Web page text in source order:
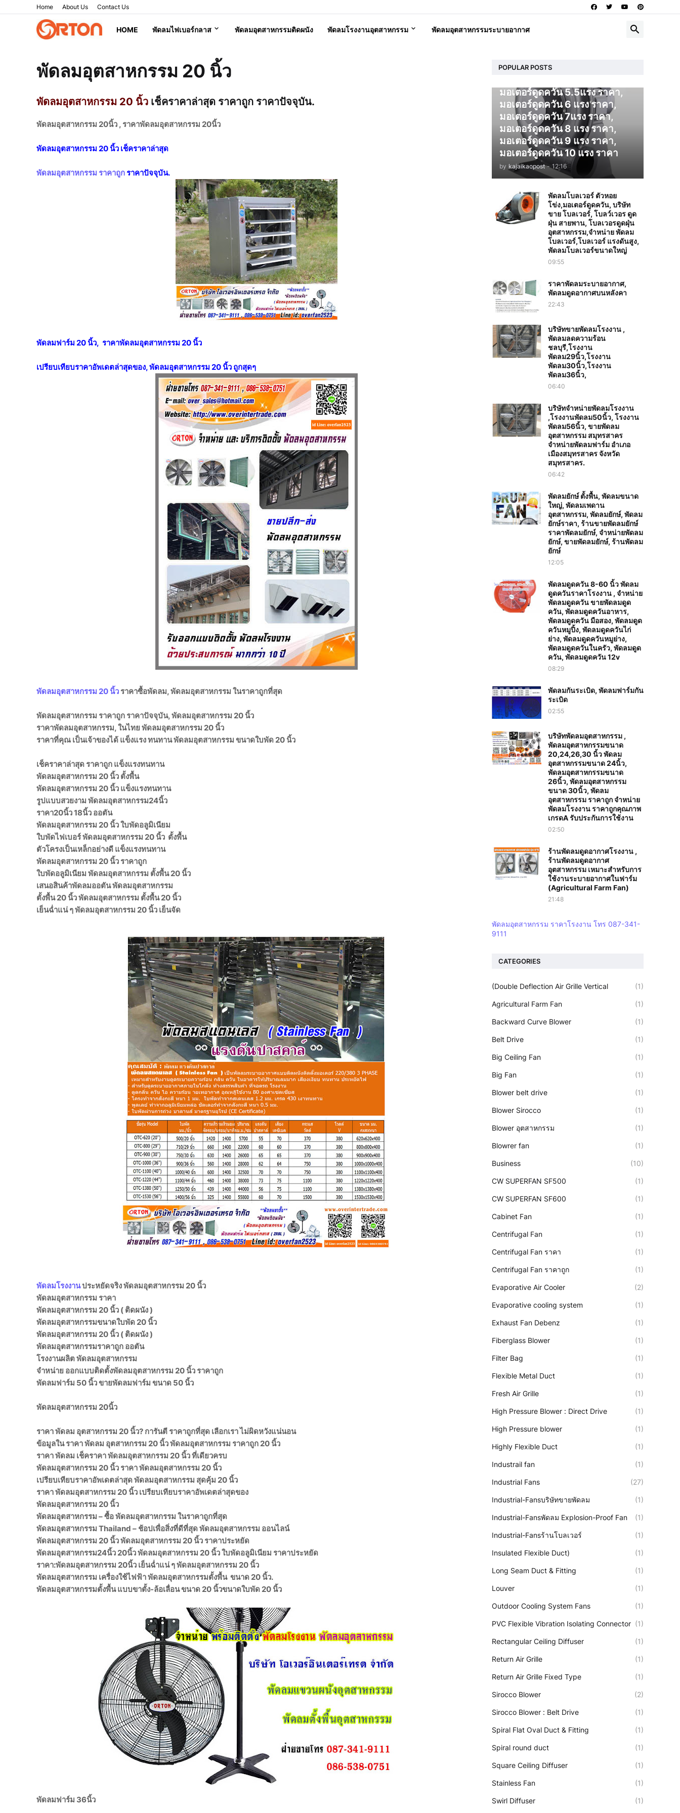
Home About Us Contact Us
HOME พัดลมไฟเบอร์กลาส พัดลมอุตสาหกรรมติดผนัง พัดลมโรงงานอุตสาหกรรม พัดลมอุตสาหกรรมระบายอากาศ
พัดลมอุตสาหกรรม 20 นิ้ว
พัดลมอุตสาหกรรม 20 นิ้ว เช็คราคาล่าสุด ราคาถูก ราคาปัจจุบัน.
พัดลมอุตสาหกรรม 20นิ้ว , ราคาพัดลมอุตสาหกรรม 20นิ้ว
พัดลมอุตสาหกรรม 20 นิ้ว เช็คราคาล่าสุด
พัดลมอุตสาหกรรม ราคาถูกราคาปัจจุบัน.
พัดลมฟาร์ม 20 นิ้ว, ราคาพัดลมอุตสาหกรรม 20 นิ้ว
เปรียบเทียบราคาอัพเดตล่าสุดของ, พัดลมอุตสาหกรรม 20 นิ้ว ถูกสุดๆ
พัดลมอุตสาหกรรม 20 นิ้วราคาซื้อพัดลม, พัดลมอุตสาหกรรม ในราคาถูกที่สุด
พัดลมอุตสาหกรรม ราคาถูก ราคาปัจจุบัน, พัดลมอุตสาหกรรม 20 นิ้ว
ราคาพัดลมอุตสาหกรรม, ในไทย พัดลมอุตสาหกรรม 20 นิ้ว
ราคาที่คุณ เป็นเจ้าของได้ แข็งแรง ทนทาน พัดลมอุตสาหกรรม ขนาดใบพัด 20 นิ้ว
เช็คราคาล่าสุด ราคาถูก แข็งแรงทนทาน
พัดลมอุตสาหกรรม 20 นิ้ว ตั้งพื้น
พัดลมอุตสาหกรรม 20 นิ้ว แข็งแรงทนทาน
รูปแบบสวยงาม พัดลมอุตสาหกรรม24นิ้ว
ราคา20นิ้ว 18นิ้ว ออตัน
พัดลมอุตสาหกรรม 20 นิ้ว ใบพัดอลูมิเนียม
ใบพัดไฟเบอร์ พัดลมอุตสาหกรรม 20 นิ้ว ตั้งพื้น
ตัวโครงเป็นเหล็กอย่างดี แข็งแรงทนทาน
พัดลมอุตสาหกรรม 20 นิ้ว ราคาถูก
ใบพัดอลูมิเนียม พัดลมอุตสาหกรรม ตั้งพื้น 20 นิ้ว
เสนอสินค้าพัดลมออตัน พัดลมอุตสาหกรรม
ตั้งพื้น 20 นิ้ว พัดลมอุตสาหกรรม ตั้งพื้น 20 นิ้ว
เย็นฉ่ำแน่ ๆ พัดลมอุตสาหกรรม 20 นิ้ว เย็นจัด
พัดลมโรงงานประหยัดจริง พัดลมอุตสาหกรรม 20 นิ้ว
พัดลมอุตสาหกรรม ราคา
พัดลมอุตสาหกรรม 20 นิ้ว ( ติดผนัง )
พัดลมอุตสาหกรรมขนาดใบพัด 20 นิ้ว
พัดลมอุตสาหกรรม 20 นิ้ว ( ติดผนัง )
พัดลมอุตสาหกรรมราคาถูก ออตัน
โรงงานผลิต พัดลมอุตสาหกรรม
จำหน่าย ออกแบบติดตั้งพัดลมอุตสาหกรรม 20 นิ้ว ราคาถูก
พัดลมฟาร์ม 50 นิ้ว ขายพัดลมฟาร์ม ขนาด 50 นิ้ว
พัดลมอุตสาหกรรม 20นิ้ว
ราคา พัดลม อุตสาหกรรม 20 นิ้ว? การันตี ราคาถูกที่สุด เลือกเรา ไม่ผิดหวังแน่นอน
ข้อมูลใน ราคา พัดลม อุตสาหกรรม 20 นิ้ว พัดลมอุตสาหกรรม ราคาถูก 20 นิ้ว
ราคา พัดลม เช็คราคา พัดลมอุตสาหกรรม 20 นิ้ว ที่เดียวครบ
พัดลมอุตสาหกรรม 20 นิ้ว ราคา พัดลมอุตสาหกรรม 20 นิ้ว
เปรียบเทียบราคาอัพเดตล่าสุด พัดลมอุตสาหกรรม สุดคุ้ม 20 นิ้ว
ราคา พัดลมอุตสาหกรรม 20 นิ้ว เปรียบเทียบราคาอัพเดตล่าสุดของ
พัดลมอุตสาหกรรม 20 นิ้ว
พัดลมอุตสาหกรรม – ซื้อ พัดลมอุตสาหกรรม ในราคาถูกที่สุด
พัดลมอุตสาหกรรม Thailand – ช้อปเพื่อสิ่งที่ดีที่สุด พัดลมอุตสาหกรรม ออนไลน์
พัดลมอุตสาหกรรม 20 นิ้ว พัดลมอุตสาหกรรม 20 นิ้ว ราคาประหยัด
พัดลมอุตสาหกรรม24นิ้ว 20นิ้ว พัดลมอุตสาหกรรม 20 นิ้ว ใบพัดอลูมิเนียม ราคาประหยัด
ราคา:พัดลมอุตสาหกรรม 20นิ้ว เย็นฉ่ำแน่ ๆ พัดลมอุตสาหกรรม 20 นิ้ว
พัดลมอุตสาหกรรม เครื่องใช้ไฟฟ้า พัดลมอุตสาหกรรมตั้งพื้น ขนาด 20 นิ้ว.
พัดลมอุตสาหกรรมตั้งพื้น แบบขาตั้ง-ล้อเลื่อน ขนาด 20 นิ้วขนาดใบพัด 20 นิ้ว
พัดลมฟาร์ม 36นิ้ว
POPULAR POSTS
มอเตอร์ดูดควัน 1 แรง ราคา,
มอเตอร์ดูดควัน 4 แรง ราคา,
มอเตอร์ดูดควัน 5.5แรง ราคา,
มอเตอร์ดูดควัน 6 แรง ราคา,
มอเตอร์ดูดควัน 7แรง ราคา,
มอเตอร์ดูดควัน 8 แรง ราคา,
มอเตอร์ดูดควัน 9 แรง ราคา,
มอเตอร์ดูดควัน 10 แรง ราคา
by kajaikaopost - 12:16
พัดลมโบลเวอร์ ตัวหอย
โข่ง,มอเตอร์ดูดควัน, บริษัท
ขาย โบลเวอร์, โบลว์เวอร ดูด
ฝุ่น สายพาน, โบลเวอรดูดฝุ่น
อุตสาหกรรม,จำหน่าย พัดลม
โบลเวอร์,โบลเวอร์ แรงดันสูง,
พัดลมโบลเวอร์ขนาดใหญ่
09:55
ราคาพัดลมระบายอากาศ,
พัดลมดูดอากาศบนหลังคา
22:43
บริษัทขายพัดลมโรงงาน ,
พัดลมลดความร้อน
ชลบุรี,โรงงาน
พัดลม29นิ้ว,โรงงาน
พัดลม30นิ้ว,โรงงาน
พัดลม36นิ้ว,
06:40
บริษัทจำหน่ายพัดลมโรงงาน
,โรงงานพัดลม50นิ้ว, โรงงาน
พัดลม56นิ้ว, ขายพัดลม
อุตสาหกรรม สมุทรสาคร
จำหน่ายพัดลมฟาร์ม อำเภอ
เมืองสมุทรสาคร จังหวัด
สมุทรสาคร.
06:42
พัดลมยักษ์ ตั้งพื้น, พัดลมขนาด
ใหญ่, พัดลมเพดาน
อุตสาหกรรม, พัดลมยักษ์, พัดลม
ยักษ์ราคา, ร้านขายพัดลมยักษ์
ราคาพัดลมยักษ์, จำหน่ายพัดลม
ยักษ์, ขายพัดลมยักษ์, ร้านพัดลม
ยักษ์
12:05
พัดลมดูดควัน 8-60 นิ้ว พัดลม
ดูดควันราคาโรงงาน , จำหน่าย
พัดลมดูดควัน ขายพัดลมดูด
ควัน, พัดลมดูดควันอาหาร,
พัดลมดูดควัน มือสอง, พัดลมดูด
ควันหมูปิ้ง, พัดลมดูดควันไก่
ย่าง, พัดลมดูดควันหมูย่าง,
พัดลมดูดควันในครัว, พัดลมดูด
ควัน, พัดลมดูดควัน 12v
08:29
พัดลมกันระเบิด, พัดลมฟาร์มกัน
ระเบิด
02:55
บริษัทพัดลมอุตสาหกรรม ,
พัดลมอุตสาหกรรมขนาด
20,24,26,30 นิ้ว พัดลม
อุตสาหกรรมขนาด 24นิ้ว,
พัดลมอุตสาหกรรมขนาด
26นิ้ว, พัดลมอุตสาหกรรม
ขนาด 30นิ้ว, พัดลม
อุตสาหกรรม ราคาถูก จำหน่าย
พัดลมโรงงาน ราคาถูกคุณภาพ
เกรดA รับประกันการใช้งาน‎
02:50
ร้านพัดลมดูดอากาศโรงงาน ,
ร้านพัดลมดูดอากาศ
อุตสาหกรรม เหมาะสำหรับการ
ใช้งานระบายอากาศในฟาร์ม
(Agricultural Farm Fan)
21:48
พัดลมอุตสาหกรรม ราคาโรงงาน โทร 087-341-
9111
CATEGORIES
(Double Deflection Air Grille Vertical (1)
Agricultural Farm Fan (1)
Backward Curve Blower (1)
Belt Drive (1)
Big Ceiling Fan (1)
Big Fan (1)
Blower belt drive (1)
Blower Sirocco (1)
Blower อุตสาหกรรม (1)
Blowrer fan (1)
Business (10)
CW SUPERFAN SF500 (1)
CW SUPERFAN SF600 (1)
Cabinet Fan (1)
Centrifugal Fan (1)
Centrifugal Fan ราคา (1)
Centrifugal Fan ราคาถูก (1)
Evaporative Air Cooler (2)
Evaporative cooling system (1)
Exhaust Fan Debenz (1)
Fiberglass Blower (1)
Filter Bag (1)
Flexible Metal Duct (1)
Fresh Air Grille (1)
High Pressure Blower : Direct Drive (1)
High Pressure blower (1)
Highly Flexible Duct (1)
Industrail fan (1)
Industrial Fans (27)
Industrial-Fansบริษัทขายพัดลม (1)
Industrial-Fansพัดลม Explosion-Proof Fan (1)
Industrial-Fansร้านโบลเวอร์ (1)
Insulated Flexible Duct) (1)
Long Seam Duct & Fitting (1)
Louver (1)
Outdoor Cooling System Fans (1)
PVC Flexible Vibration Isolating Connector (1)
Rectangular Ceiling Diffuser (1)
Return Air Grille (1)
Return Air Grille Fixed Type (1)
Sirocco Blower (2)
Sirocco Blower : Belt Drive (1)
Spiral Flat Oval Duct & Fitting (1)
Spiral round duct (1)
Square Ceiling Diffuser (1)
Stainless Fan (1)
Swirl Diffuser (1)